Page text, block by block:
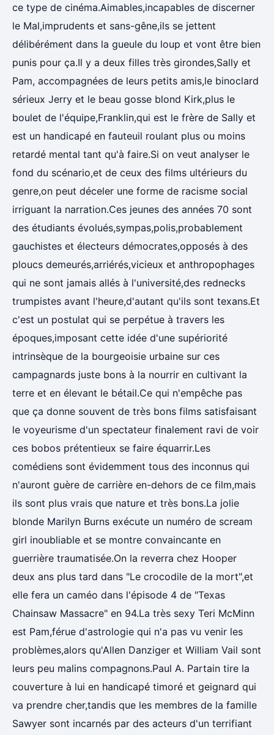
ce type de cinéma.Aimables,incapables de discerner
le Mal,imprudents et sans-gêne,ils se jettent
délibérément dans la gueule du loup et vont être bien
punis pour ça.Il y a deux filles très girondes,Sally et
Pam, accompagnées de leurs petits amis,le binoclard
sérieux Jerry et le beau gosse blond Kirk,plus le
boulet de l'équipe,Franklin,qui est le frère de Sally et
est un handicapé en fauteuil roulant plus ou moins
retardé mental tant qu'à faire.Si on veut analyser le
fond du scénario,et de ceux des films ultérieurs du
genre,on peut déceler une forme de racisme social
irriguant la narration.Ces jeunes des années 70 sont
des étudiants évolués,sympas,polis,probablement
gauchistes et électeurs démocrates,opposés à des
ploucs demeurés,arriérés,vicieux et anthropophages
qui ne sont jamais allés à l'université,des rednecks
trumpistes avant l'heure,d'autant qu'ils sont texans.Et
c'est un postulat qui se perpétue à travers les
époques,imposant cette idée d'une supériorité
intrinsèque de la bourgeoisie urbaine sur ces
campagnards juste bons à la nourrir en cultivant la
terre et en élevant le bétail.Ce qui n'empêche pas
que ça donne souvent de très bons films satisfaisant
le voyeurisme d'un spectateur finalement ravi de voir
ces bobos prétentieux se faire équarrir.Les
comédiens sont évidemment tous des inconnus qui
n'auront guère de carrière en-dehors de ce film,mais
ils sont plus vrais que nature et très bons.La jolie
blonde Marilyn Burns exécute un numéro de scream
girl inoubliable et se montre convaincante en
guerrière traumatisée.On la reverra chez Hooper
deux ans plus tard dans "Le crocodile de la mort",et
elle fera un caméo dans l'épisode 4 de "Texas
Chainsaw Massacre" en 94.La très sexy Teri McMinn
est Pam,férue d'astrologie qui n'a pas vu venir les
problèmes,alors qu'Allen Danziger et William Vail sont
leurs peu malins compagnons.Paul A. Partain tire la
couverture à lui en handicapé timoré et geignard qui
va prendre cher,tandis que les membres de la famille
Sawyer sont incarnés par des acteurs d'un terrifiant